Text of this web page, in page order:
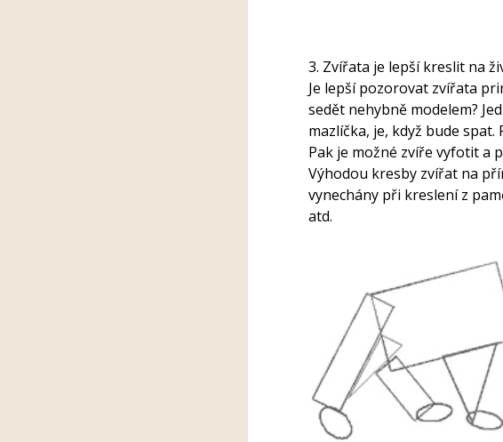
3. Zvířata je lepší kreslit na
Je lepší pozorovat zvířata
sedět nehybně modelem?
mazlíčka, je, když bude
Pak je možné zvíře vyfotit a
Výhodou kresby zvířat na
vynechány při kreslení z
atd.